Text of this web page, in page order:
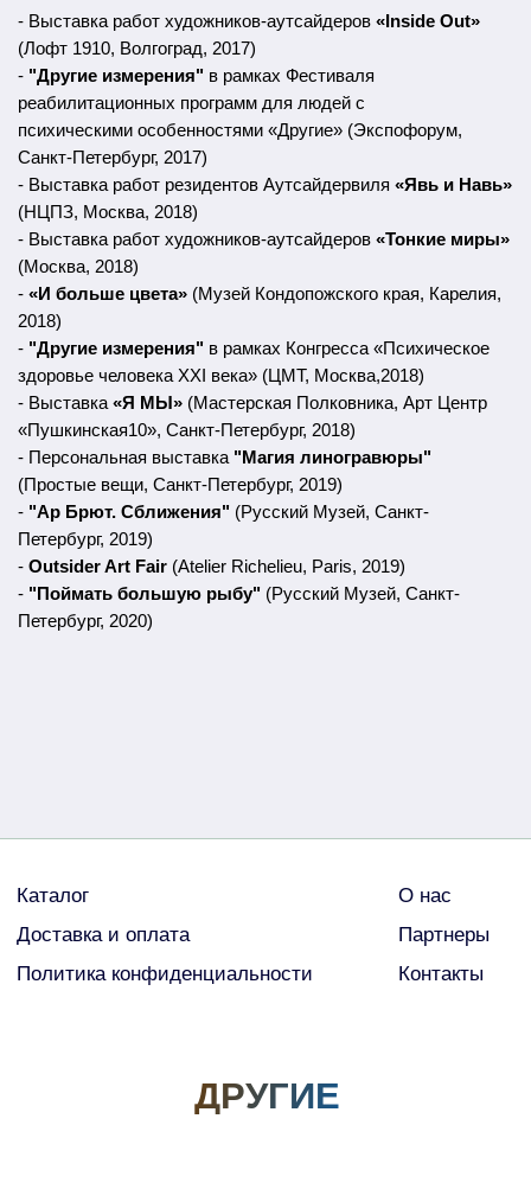
© Все права защищены
ДРУГИЕ
Каталог
Доставка и оплата
Политика конфиденциальности
О нас
Партнеры
Контакты